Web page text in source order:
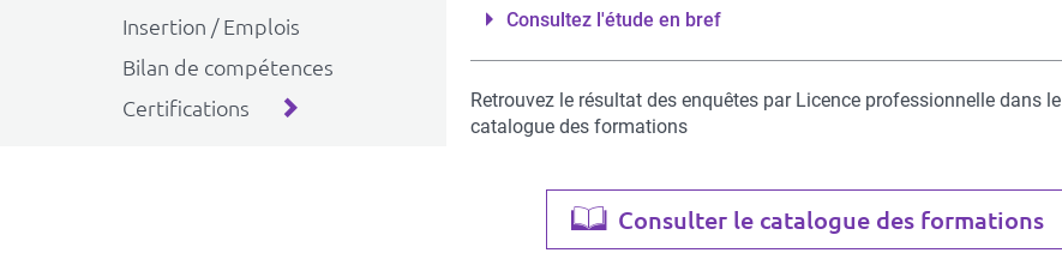
Insertion / Emplois
Bilan de compétences
Certifications
Consultez l'étude en bref
Retrouvez le résultat des enquêtes par Licence professionnelle dans le
catalogue des formations
Consulter le catalogue des formations